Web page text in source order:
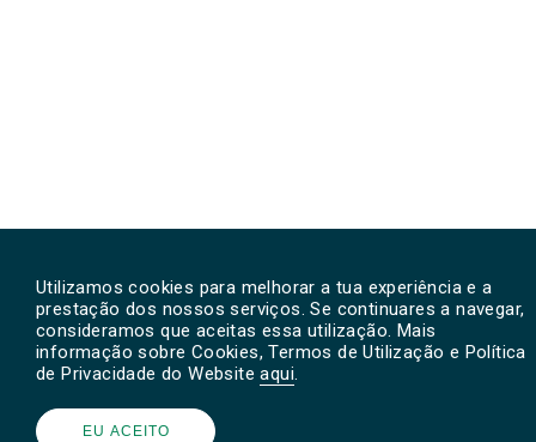
Utilizamos cookies para melhorar a tua experiência e a
prestação dos nossos serviços. Se continuares a navegar,
consideramos que aceitas essa utilização. Mais
informação sobre Cookies, Termos de Utilização e Política
de Privacidade do Websiteaqui.
EU ACEITO